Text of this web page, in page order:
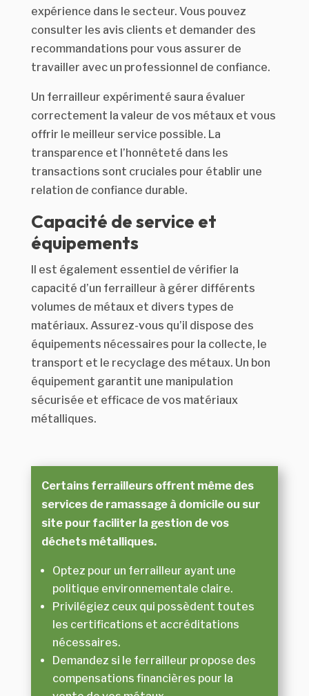
expérience dans le secteur. Vous pouvez
consulter les avis clients et demander des
recommandations pour vous assurer de
travailler avec un professionnel de confiance.
Un ferrailleur expérimenté saura évaluer
correctement la valeur de vos métaux et vous
offrir le meilleur service possible. La
transparence et l’honnêteté dans les
transactions sont cruciales pour établir une
relation de confiance durable.
Capacité de service et
équipements
Il est également essentiel de vérifier la
capacité d’un ferrailleur à gérer différents
volumes de métaux et divers types de
matériaux. Assurez-vous qu’il dispose des
équipements nécessaires pour la collecte, le
transport et le recyclage des métaux. Un bon
équipement garantit une manipulation
sécurisée et efficace de vos matériaux
métalliques.
Certains ferrailleurs offrent même des
services de ramassage à domicile ou sur
site pour faciliter la gestion de vos
déchets métalliques.
Optez pour un ferrailleur ayant une
politique environnementale claire.
Privilégiez ceux qui possèdent toutes
les certifications et accréditations
nécessaires.
Demandez si le ferrailleur propose des
compensations financières pour la